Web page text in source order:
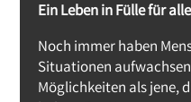
Ein Leben in Fülle für
Noch immer haben
Situationen
Möglichkeiten als jene,